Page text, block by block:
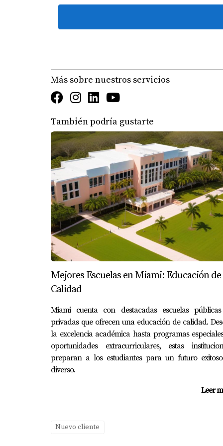
Caso 1: La joven profesional
apartamento en Wynwood por $2,200. Sus
quedan alrededor de $1,500 para ahorrar o
Caso 2: La familia con niños
Ahora consideremos a la familia Pérez. Con
apartamento más grande en Coral Gables
ahorrar o invertir en actividades familiares.
Caso 3: El emprendedor
Finalmente tenemos a Javier, un
gastos diarios son moderados gracias a su
ganancias en su negocio.
CONCLUSIÓN
Vivir bien en Miami no solo depende del
de vida. Con el aumento constante del
Recuerda siempre revisar tus opciones y
mejorar tu situación financiera actual aquí,
recursos y alcanzar tus metas financieras.
PREGUNTAS
El salario mínimo en Florida es actualmente
Más sobre nuestros servicios
También podría gustarte
Mejores Escuelas en Miami: Educación de
Calidad
Miami cuenta con destacadas escuelas
privadas que ofrecen una educación de calidad.
la excelencia académica hasta programas
oportunidades extracurriculares, estas
preparan a los estudiantes para un futuro
diverso.
Leer
Nuevo cliente